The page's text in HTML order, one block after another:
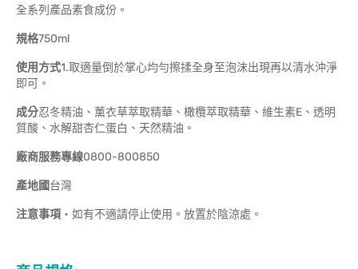
全系列產品素食成份。
規格750ml
使用方式1.取適量倒於掌心均勻擦揉全身至泡沫出現再以清水沖淨
即可。
成分忍冬精油、薰衣草萃取精華、橄欖萃取精華、維生素E、透明
質酸、水解甜杏仁蛋白、天然精油。
廠商服務專線0800-800850
產地國台灣
注意事項 ‧如有不適請停止使用。放置於陰涼處。